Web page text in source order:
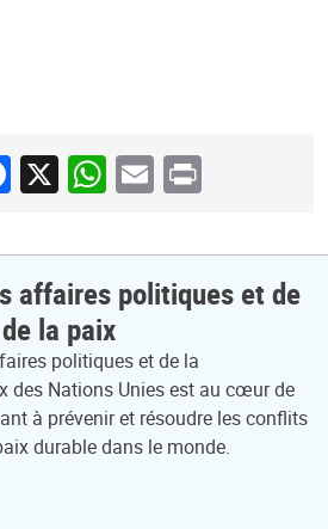
X WhatsApp
Email
Print
affaires politiques et de
la paix
politiques et de la
des Nations Unies est au cœur de
à prévenir et résoudre les conflits
durable dans le monde.